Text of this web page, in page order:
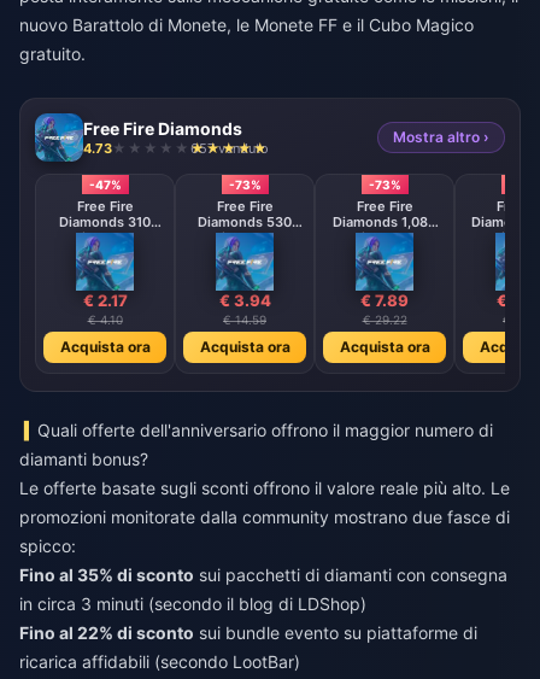
nuovo Barattolo di Monete, le Monete FF e il Cubo Magico
gratuito.
Free Fire Diamonds
4.73 657 venduto
Mostra altro ›
-47%
Free Fire
Diamonds 310
Diamonds
€ 2.17
€ 4.10
Acquista ora
-73%
Free Fire
Diamonds 530
Diamonds
【Middle East
region optional】
€ 3.94
€ 14.59
Acquista ora
-73%
Free Fire
Diamonds 1,080
Diamonds
【Middle East
region optional】
€ 7.89
€ 29.22
Acquista ora
Free
【
region
€
€
Quali offerte dell'anniversario offrono il maggior numero di
diamanti bonus?
Le offerte basate sugli sconti offrono il valore reale più alto. Le
promozioni monitorate dalla community mostrano due fasce di
spicco:
Fino al 35% di sconto sui pacchetti di diamanti con consegna
in circa 3 minuti (secondo il blog di LDShop)
Fino al 22% di sconto sui bundle evento su piattaforme di
ricarica affidabili (secondo LootBar)